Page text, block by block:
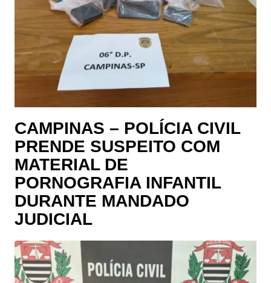
CAMPINAS – POLÍCIA CIVIL
PRENDE SUSPEITO COM
MATERIAL DE
PORNOGRAFIA INFANTIL
DURANTE MANDADO
JUDICIAL